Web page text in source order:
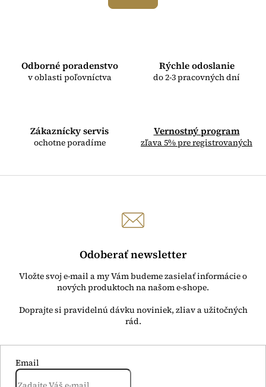
s
o
Odborné poradenstvo
v oblasti poľovníctva
Rýchle odoslanie
do 2-3 pracovných dní
Zákaznícky servis
ochotne poradíme
Vernostný program
zľava 5% pre registrovaných
Odoberať newsletter
Vložte svoj e-mail a my Vám budeme zasielať informácie o
nových produktoch na našom e-shope.
Email